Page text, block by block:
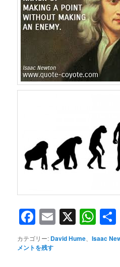
Facebook
Email
X
カテゴリー: David Hume 、Isaac
メントを残す